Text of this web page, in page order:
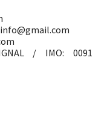
/ IMO: 0091